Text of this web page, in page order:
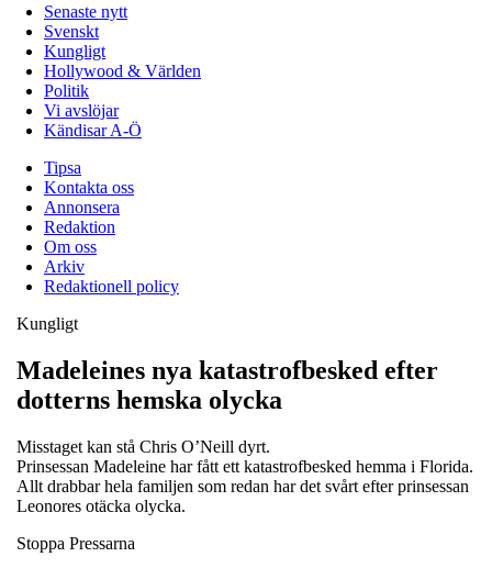
Senaste nytt
Svenskt
Kungligt
Hollywood & Världen
Politik
Vi avslöjar
Kändisar A-Ö
Tipsa
Kontakta oss
Annonsera
Redaktion
Om oss
Arkiv
Redaktionell policy
Kungligt
Madeleines nya katastrofbesked efter
dotterns hemska olycka
Misstaget kan stå Chris O’Neill dyrt.
Prinsessan Madeleine har fått ett katastrofbesked hemma i Florida.
Allt drabbar hela familjen som redan har det svårt efter prinsessan
Leonores otäcka olycka.
Stoppa Pressarna